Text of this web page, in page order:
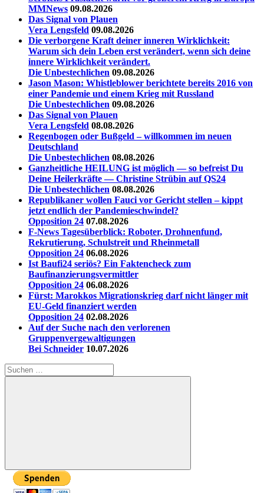
MMNews 09.08.2026
Das Signal von Plauen
Vera Lengsfeld 09.08.2026
Die verborgene Kraft deiner inneren Wirklichkeit:
Warum sich dein Leben erst verändert, wenn sich deine
innere Wirklichkeit verändert.
Die Unbestechlichen 09.08.2026
Jason Mason: Whistleblower berichtete bereits 2016 von
einer Pandemie und einem Krieg mit Russland
Die Unbestechlichen 09.08.2026
Das Signal von Plauen
Vera Lengsfeld 08.08.2026
Regenbogen oder Bußgeld – willkommen im neuen
Deutschland
Die Unbestechlichen 08.08.2026
Ganzheitliche HEILUNG ist möglich — so befreist Du
Deine Heilerkräfte — Christine Strübin auf QS24
Die Unbestechlichen 08.08.2026
Republikaner wollen Fauci vor Gericht stellen – kippt
jetzt endlich der Pandemieschwindel?
Opposition 24 07.08.2026
F-News Tagesüberblick: Roboter, Drohnenfund,
Rekrutierung, Schulstreit und Rheinmetall
Opposition 24 06.08.2026
Ist Baufi24 seriös? Ein Faktencheck zum
Baufinanzierungsvermittler
Opposition 24 06.08.2026
Fürst: Marokkos Migrationskrieg darf nicht länger mit
EU-Geld finanziert werden
Opposition 24 02.08.2026
Auf der Suche nach den verlorenen
Gruppenvergewaltigungen
Bei Schneider 10.07.2026
Suchen
nach:
Suchen